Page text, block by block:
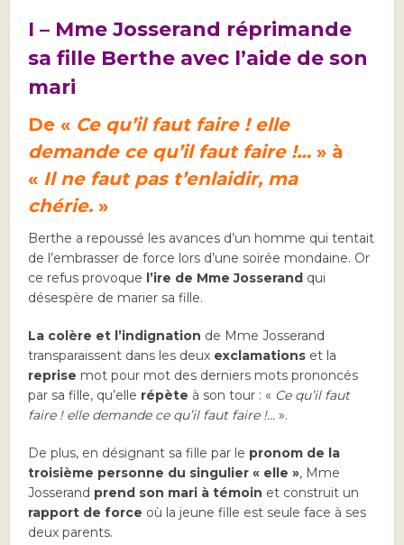
I – Mme Josserand réprimande
sa fille Berthe avec l’aide de son
mari
De « Ce qu’il faut faire ! elle
demande ce qu’il faut faire !… » à
« Il ne faut pas t’enlaidir, ma
chérie. »
Berthe a repoussé les avances d’un homme qui tentait
de l’embrasser de force lors d’une soirée mondaine. Or
ce refus provoque l’ire de Mme Josserand qui
désespère de marier sa fille.
La colère et l’indignation de Mme Josserand
transparaissent dans les deux exclamations et la
reprise mot pour mot des derniers mots prononcés
par sa fille, qu’elle répète à son tour : « Ce qu’il faut
faire ! elle demande ce qu’il faut faire !… ».
De plus, en désignant sa fille par le pronom de la
troisième personne du singulier « elle », Mme
Josserand prend son mari à témoin et construit un
rapport de force où la jeune fille est seule face à ses
deux parents.